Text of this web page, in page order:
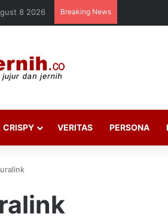
8 2026 Breaking News
CRISPY VERITAS PERSONA